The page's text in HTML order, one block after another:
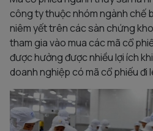
công ty thuộc nhóm ngành chế
niêm yết trên các sàn chứng
tham gia vào mua các mã cổ
được hưởng được nhiều lợi ích
doanh nghiệp có mã cổ phiếu đi